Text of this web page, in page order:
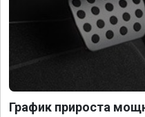
График прироста